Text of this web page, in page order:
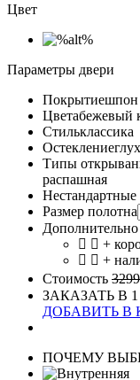
Цвет
Параметры двери
Покрытиешпон
Цветабежевый
Стильклассика
Остекление
Типы
распашная
Нестандартные
Размер полотна
Дополнительно
+
+
Стоимость
ЗАКАЗАТЬ В
ДОБАВИТЬ В
ПОЧЕМУ